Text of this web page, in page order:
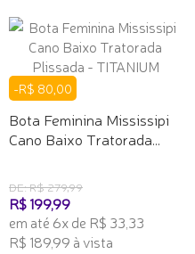
-R$ 80,00
Bota Feminina Mississipi
Cano Baixo Tratorada...
DE: R$ 279,99
R$ 199,99
em até 6x de R$ 33,33
R$ 189,99 à vista